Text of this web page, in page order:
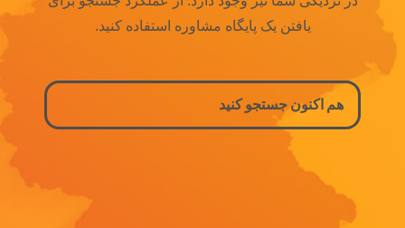
یافتن یک پایگاه مشاوره استفاده کنید.